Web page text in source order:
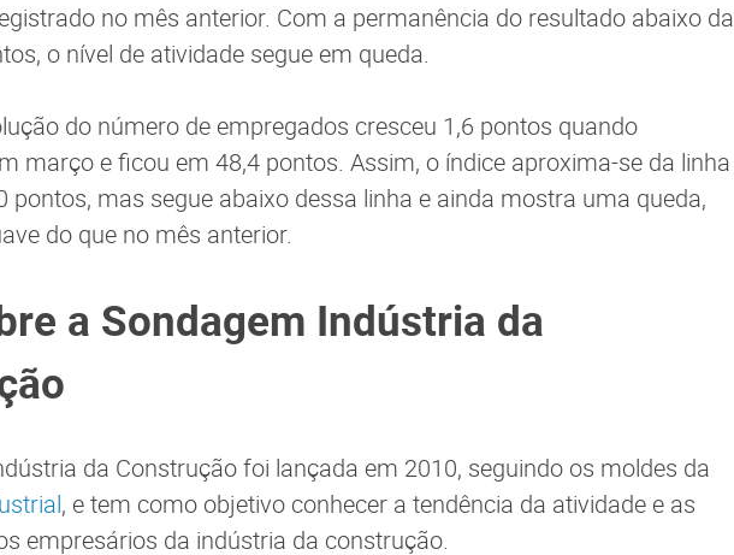
no mês anterior. Com a permanência do resultado abaixo da
o nível de atividade segue em queda.
do número de empregados cresceu 1,6 pontos quando
março e ficou em 48,4 pontos. Assim, o índice aproxima-se da linha
pontos, mas segue abaixo dessa linha e ainda mostra uma queda,
do que no mês anterior.
a Sondagem Indústria da
da Construção foi lançada em 2010, seguindo os moldes da
, e tem como objetivo conhecer a tendência da atividade e as
empresários da indústria da construção.